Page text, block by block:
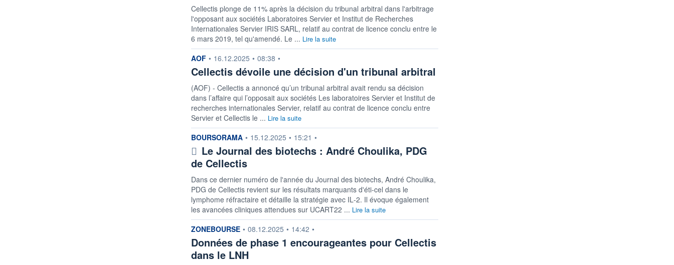
Cellectis plonge de 11% après la décision du tribunal arbitral dans l'arbitrage
l'opposant aux sociétés Laboratoires Servier et Institut de Recherches
Internationales Servier IRIS SARL, relatif au contrat de licence conclu entre le
6 mars 2019, tel qu'amendé. Le ... Lire la suite
information fournie par
AOF • 16.12.2025 • 08:38 •
Cellectis dévoile une décision d'un tribunal arbitral
(AOF) - Cellectis a annoncé qu’un tribunal arbitral avait rendu sa décision
dans l’affaire qui l’opposait aux sociétés Les laboratoires Servier et Institut de
recherches internationales Servier, relatif au contrat de licence conclu entre
Servier et Cellectis le ... Lire la suite
information fournie par
BOURSORAMA • 15.12.2025 • 15:21 •
Le Journal des biotechs : André Choulika, PDG
de Cellectis
Dans ce dernier numéro de l'année du Journal des biotechs, André Choulika,
PDG de Cellectis revient sur les résultats marquants d'éti‑cel dans le
lymphome réfractaire et détaille la stratégie avec IL‑2. Il évoque également
les avancées cliniques attendues sur UCART22 ... Lire la suite
information fournie par
ZONEBOURSE • 08.12.2025 • 14:42 •
Données de phase 1 encourageantes pour Cellectis
dans le LNH